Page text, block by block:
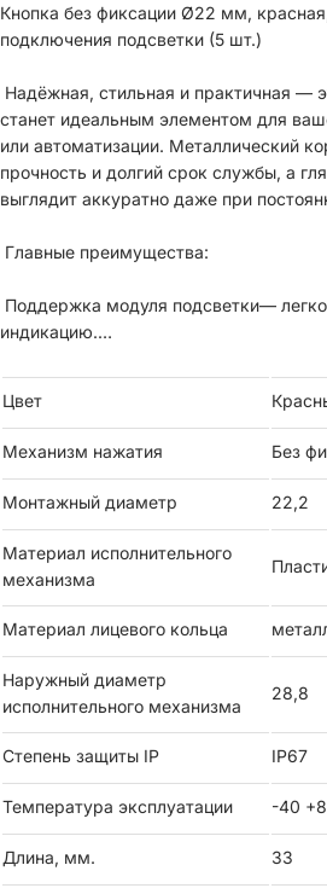
Кнопка без фиксации Ø22 мм,
подключения подсветки (5 шт.)
Надёжная, стильная и практичная —
станет идеальным элементом для
или автоматизации. Металлический
прочность и долгий срок службы, а
выглядит аккуратно даже при
Главные преимущества:
Поддержка модуля подсветки—
индикацию.
Прочное металлическое кольцо—
эксплуатацию.
Степень защиты IP67— не боится пыли
Простая установка— стандартный
для большинства панелей и систем.
Цвет кнопки: красный
Тип:без фиксации
Защита:IP67
Необходимый компоненты:
Цвет
Механизм нажатия Без
Монтажный диаметр 22,2
Материал исполнительного
механизма
Материал лицевого кольца
Наружный диаметр
исполнительного механизма
28,8
Степень защиты IP IP67
Температура эксплуатации -40
Длина, мм. 33